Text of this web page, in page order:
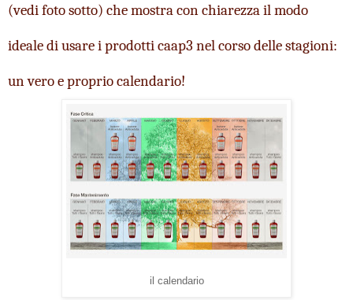
(vedi foto sotto) che mostra con chiarezza il modo
ideale di usare i prodotti caap3 nel corso delle stagioni:
un vero e proprio calendario!
il calendario